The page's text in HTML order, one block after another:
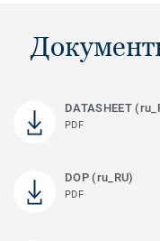
DATASHEET
PDF
DOP (ru_RU)
PDF